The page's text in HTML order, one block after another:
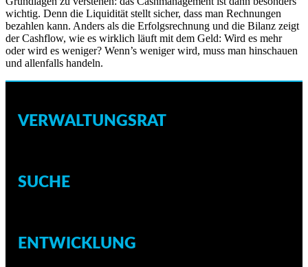
wichtig. Denn die Liquidität stellt sicher, dass man Rechnungen
bezahlen kann. Anders als die Erfolgsrechnung und die Bilanz zeigt
der Cashflow, wie es wirklich läuft mit dem Geld: Wird es mehr
oder wird es weniger? Wenn’s weniger wird, muss man hinschauen
und allenfalls handeln.
VERWALTUNGSRAT
SUCHE
ENTWICKLUNG